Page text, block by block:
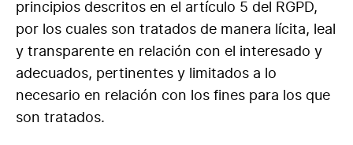
principios descritos en el artículo 5 del RGPD,
por los cuales son tratados de manera lícita, leal
y transparente en relación con el interesado y
adecuados, pertinentes y limitados a lo
necesario en relación con los fines para los que
son tratados.